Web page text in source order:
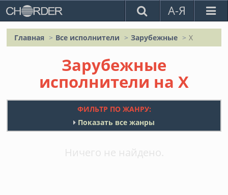
А-Я
Главная Все исполнители Зарубежные X
Зарубежные
исполнители на X
ФИЛЬТР ПО ЖАНРУ:
Показать все жанры
Ничего не найдено.